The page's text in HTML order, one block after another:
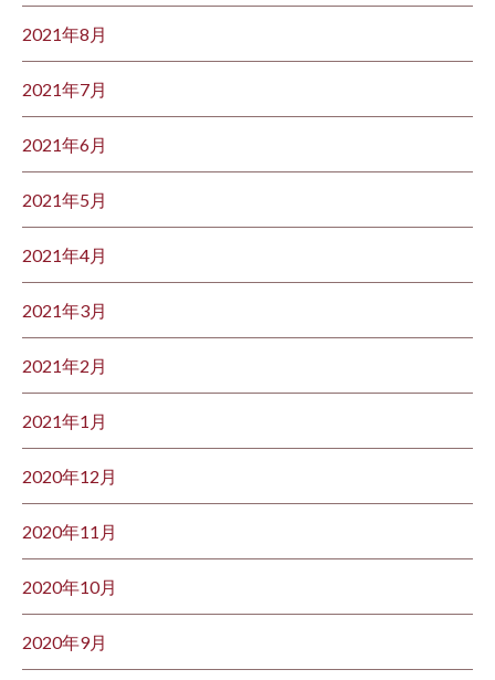
2021年8月
2021年7月
2021年6月
2021年5月
2021年4月
2021年3月
2021年2月
2021年1月
2020年12月
2020年11月
2020年10月
2020年9月